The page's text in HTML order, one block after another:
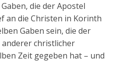
die der Apostel
an die Christen in Korinth
Gaben sein, die der
anderer christlicher
Zeit gegeben hat – und